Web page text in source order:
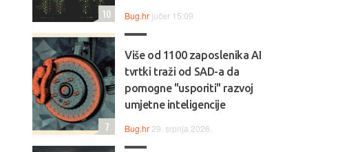
Bug.hr jučer 15:09
10
Više od 1100 zaposlenika AI
tvrtki traži od SAD-a da
pomogne "usporiti" razvoj
umjetne inteligencije
Bug.hr 29. srpnja 2026.
7